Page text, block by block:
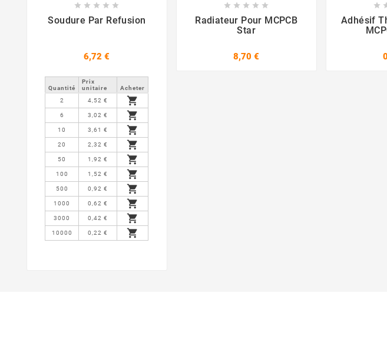
 
    
Soudure Par Refusion
6,72 €
Quantité
Prix ​​
unitaire
Acheter
2
4,52 € 
6 3,02 € 
10 3,61 € 
20 2,32 € 
50 1,92 € 
100 1,52 € 
500 0,92 € 
1000 0,62 € 
3000 0,42 € 
10000 0,22 € 
 
    
Radiateur Pour MCPCB
Star
8,70 €

Adhésif